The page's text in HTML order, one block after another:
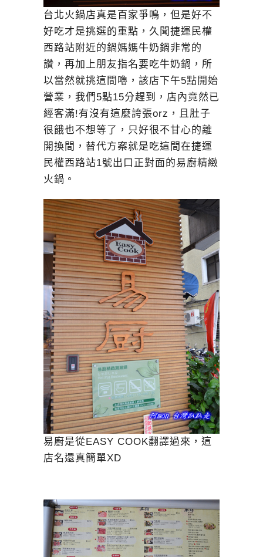
台北火鍋店真是百家爭鳴，但是好不
好吃才是挑選的重點，久聞捷運民權
西路站附近的鍋媽媽牛奶鍋非常的
讚，再加上朋友指名要吃牛奶鍋，所
以當然就挑這間嚕，該店下午5點開始
營業，我們5點15分趕到，店內竟然已
經客滿!有沒有這麼誇張orz，且肚子
很餓也不想等了，只好很不甘心的離
開換間，替代方案就是吃這間在捷運
民權西路站1號出口正對面的易廚精緻
火鍋。
易廚是從EASY COOK翻譯過來，這
店名還真簡單XD